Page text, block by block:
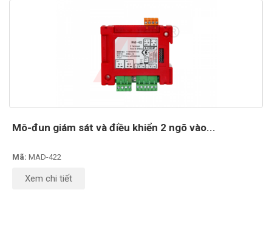
Mô-đun giám sát và điều khiển 2 ngõ vào...
Mã: MAD-422
Xem chi tiết